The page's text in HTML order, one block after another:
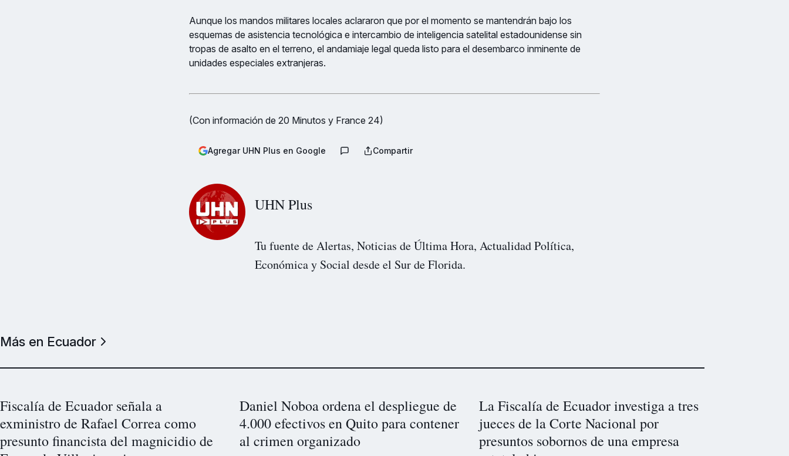
Aunque los mandos militares locales aclararon que por el momento se mantendrán bajo los
esquemas de asistencia tecnológica e intercambio de inteligencia satelital estadounidense sin
tropas de asalto en el terreno, el andamiaje legal queda listo para el desembarco inminente de
unidades especiales extranjeras.
(Con información de 20 Minutos y France 24)
Agregar UHN Plus en Google Compartir
UHN Plus
Tu fuente de Alertas, Noticias de Última Hora, Actualidad Política,
Económica y Social desde el Sur de Florida.
Más en Ecuador
Fiscalía de Ecuador señala a
exministro de Rafael Correa como
presunto financista del magnicidio de
Daniel Noboa ordena el despliegue de
4.000 efectivos en Quito para contener
al crimen organizado
La Fiscalía de Ecuador investiga a tres
jueces de la Corte Nacional por
presuntos sobornos de una empresa